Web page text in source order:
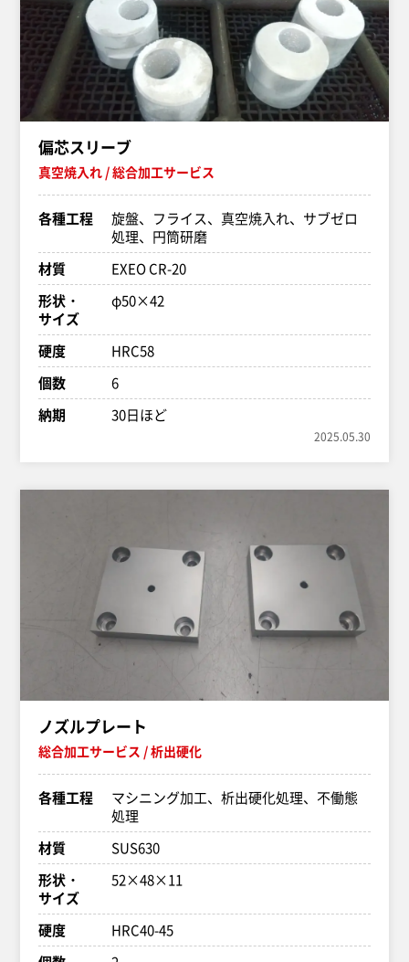
偏芯スリーブ
真空焼入れ 総合加工サービス
各種工程
旋盤、フライス、真空焼入れ、サブゼロ
処理、円筒研磨
材質
EXEO CR-20
形状・
サイズ
φ50×42
硬度
HRC58
個数
6
納期
30日ほど
2025.05.30
ノズルプレート
総合加工サービス 析出硬化
各種工程
マシニング加工、析出硬化処理、不働態
処理
材質
SUS630
形状・
サイズ
52×48×11
硬度
HRC40-45